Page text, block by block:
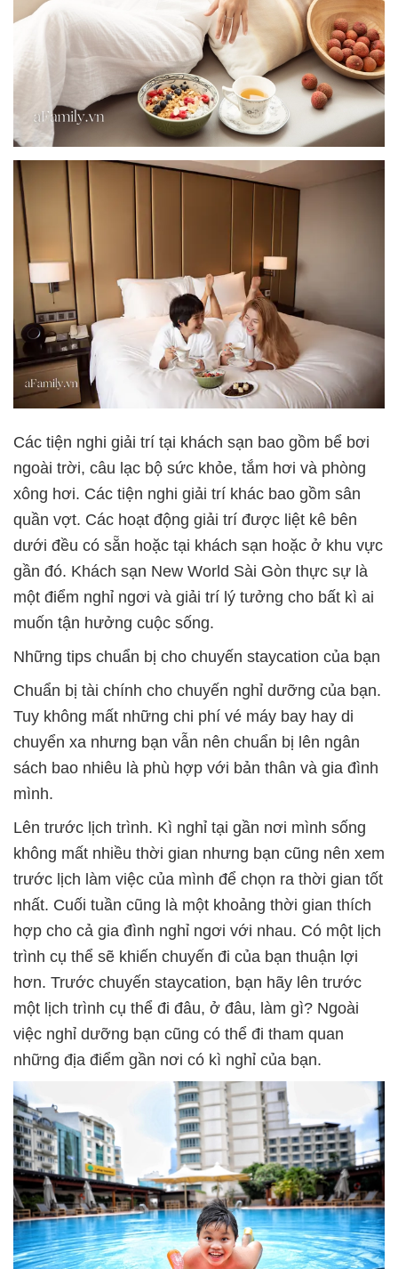
Các tiện nghi giải trí tại khách sạn bao gồm bể bơi
ngoài trời, câu lạc bộ sức khỏe, tắm hơi và phòng
xông hơi. Các tiện nghi giải trí khác bao gồm sân
quần vợt. Các hoạt động giải trí được liệt kê bên
dưới đều có sẵn hoặc tại khách sạn hoặc ở khu vực
gần đó. Khách sạn New World Sài Gòn thực sự là
một điểm nghỉ ngơi và giải trí lý tưởng cho bất kì ai
muốn tận hưởng cuộc sống.
Những tips chuẩn bị cho chuyến staycation của bạn
Chuẩn bị tài chính cho chuyến nghỉ dưỡng của bạn.
Tuy không mất những chi phí vé máy bay hay di
chuyển xa nhưng bạn vẫn nên chuẩn bị lên ngân
sách bao nhiêu là phù hợp với bản thân và gia đình
mình.
Lên trước lịch trình. Kì nghỉ tại gần nơi mình sống
không mất nhiều thời gian nhưng bạn cũng nên xem
trước lịch làm việc của mình để chọn ra thời gian tốt
nhất. Cuối tuần cũng là một khoảng thời gian thích
hợp cho cả gia đình nghỉ ngơi với nhau. Có một lịch
trình cụ thể sẽ khiến chuyến đi của bạn thuận lợi
hơn. Trước chuyến staycation, bạn hãy lên trước
một lịch trình cụ thể đi đâu, ở đâu, làm gì? Ngoài
việc nghỉ dưỡng bạn cũng có thể đi tham quan
những địa điểm gần nơi có kì nghỉ của bạn.